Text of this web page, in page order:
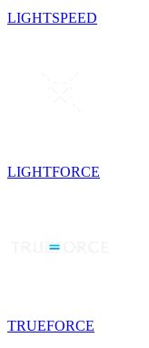
LIGHTSPEED
LIGHTFORCE
TRUEFORCE